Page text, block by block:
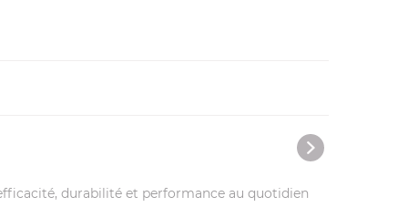
durabilité et performance au quotidien